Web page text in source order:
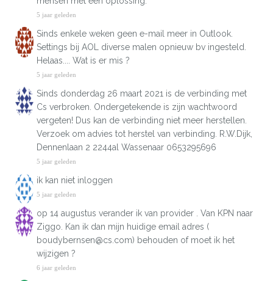
5 jaar geleden
Sinds enkele weken geen e-mail meer in Outlook.
Settings bij AOL diverse malen opnieuw bv ingesteld.
Helaas.... Wat is er mis ?
5 jaar geleden
Sinds donderdag 26 maart 2021 is de verbinding met
Cs verbroken. Ondergetekende is zijn wachtwoord
vergeten! Dus kan de verbinding niet meer herstellen.
Verzoek om advies tot herstel van verbinding. R.W.Dijk,
Dennenlaan 2 2244al Wassenaar 0653295696
5 jaar geleden
ik kan niet inloggen
5 jaar geleden
op 14 augustus verander ik van provider . Van KPN naar
Ziggo. Kan ik dan mijn huidige email adres (
boudybernsen@cs.com) behouden of moet ik het
wijzigen ?
6 jaar geleden